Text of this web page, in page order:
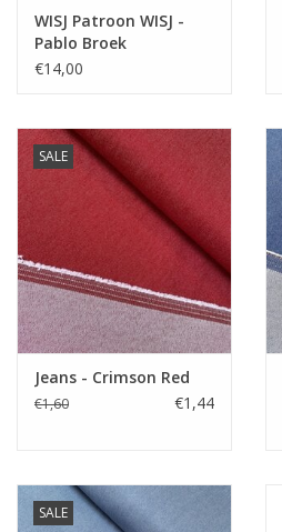
WISJ Patroon WISJ -
Pablo Broek
€14,00
SALE
Jeans - Crimson Red
€1,60 €1,44
SALE